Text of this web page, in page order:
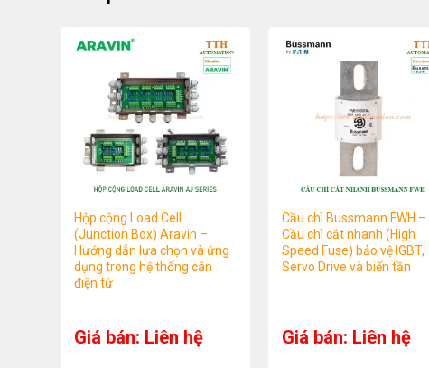
Hộp cộng Load Cell
(Junction Box) Aravin –
Hướng dẫn lựa chọn và ứng
dụng trong hệ thống cân
điện tử
Giá bán: Liên hệ
Cầu chì Bussmann FWH –
Cầu chì cắt nhanh (High
Speed Fuse) bảo vệ IGBT,
Servo Drive và biến tần
Giá bán: Liên hệ